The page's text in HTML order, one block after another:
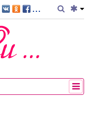
...